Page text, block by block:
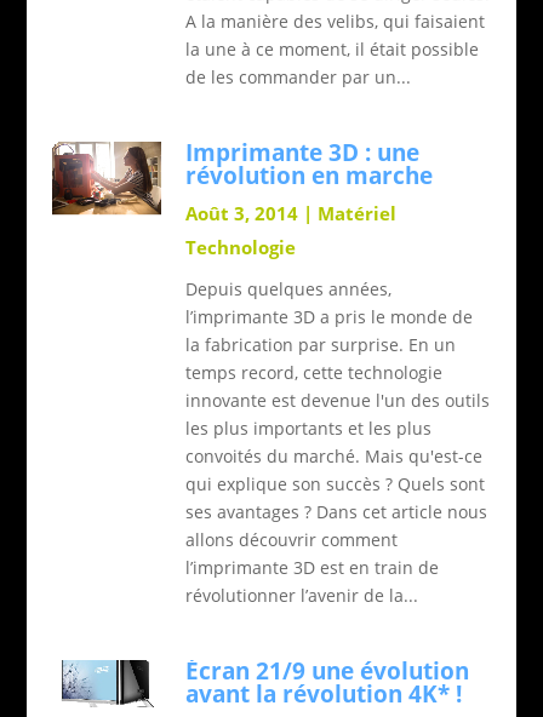
A la manière des velibs, qui faisaient
la une à ce moment, il était possible
de les commander par un...
Imprimante 3D : une
révolution en marche
Août 3, 2014 | Matériel
Technologie
Depuis quelques années,
l’imprimante 3D a pris le monde de
la fabrication par surprise. En un
temps record, cette technologie
innovante est devenue l'un des outils
les plus importants et les plus
convoités du marché. Mais qu'est-ce
qui explique son succès ? Quels sont
ses avantages ? Dans cet article nous
allons découvrir comment
l’imprimante 3D est en train de
révolutionner l’avenir de la...
Écran 21/9 une évolution
avant la révolution 4K* !